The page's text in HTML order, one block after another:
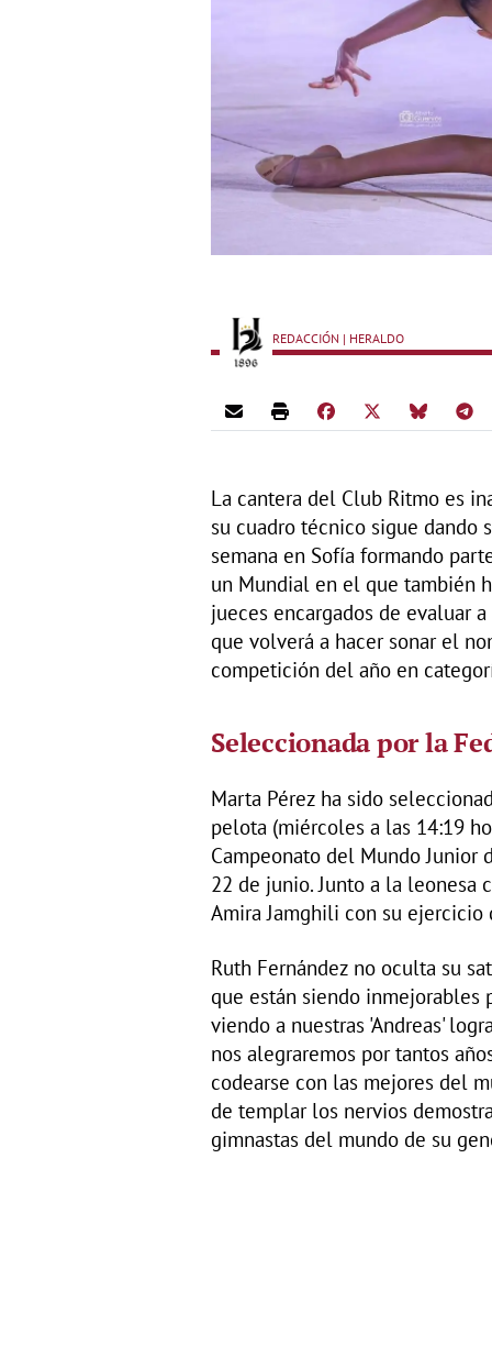
REDACCIÓN | HERALDO
La cantera del Club Ritmo es
su cuadro técnico sigue dando
semana en Sofía formando
un Mundial en el que también
jueces encargados de evaluar
que volverá a hacer sonar el
competición del año en
Seleccionada por la
Marta Pérez ha sido
pelota (miércoles a las 14:19
Campeonato del Mundo Junior
22 de junio. Junto a la leonesa
Amira Jamghili con su
Ruth Fernández no oculta su
que están siendo inmejorables
viendo a nuestras 'Andreas'
nos alegraremos por tantos
codearse con las mejores del
de templar los nervios
gimnastas del mundo de su